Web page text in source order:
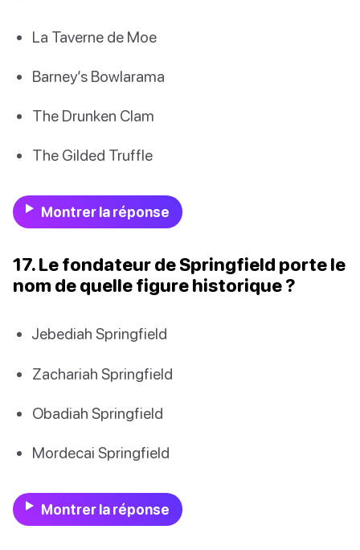
La Taverne de Moe
Barney’s Bowlarama
The Drunken Clam
The Gilded Truffle
Montrer la réponse
17. Le fondateur de Springfield porte le
nom de quelle figure historique ?
Jebediah Springfield
Zachariah Springfield
Obadiah Springfield
Mordecai Springfield
Montrer la réponse